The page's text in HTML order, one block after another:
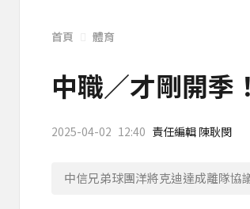
《理財達人秀》X 安聯投
下載東森App，隨時掌握
首頁 體育
中職／才剛開季
2025-04-02 12:40 責任編輯 陳耿閔
中信兄弟球團洋將克迪達成離隊協